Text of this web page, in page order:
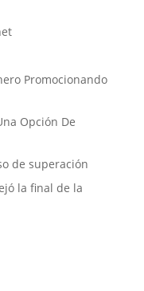
Promocionando
Opción De
de superación
la final de la